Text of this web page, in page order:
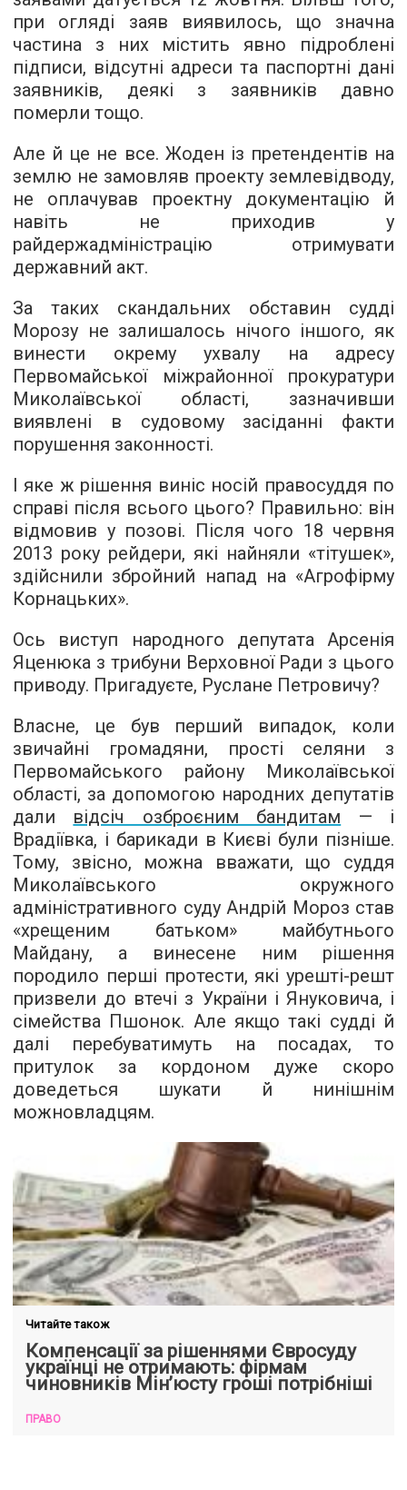
при огляді заяв виявилось, що значна
частина з них містить явно підроблені
підписи, відсутні адреси та паспортні дані
заявників, деякі з заявників давно
померли тощо.
Але й це не все. Жоден із претендентів на
землю не замовляв проекту землевідводу,
не оплачував проектну документацію й
навіть не приходив у
райдержадміністрацію отримувати
державний акт.
За таких скандальних обставин судді
Морозу не залишалось нічого іншого, як
винести окрему ухвалу на адресу
Первомайської міжрайонної прокуратури
Миколаївської області, зазначивши
виявлені в судовому засіданні факти
порушення законності.
І яке ж рішення виніс носій правосуддя по
справі після всього цього? Правильно: він
відмовив у позові. Після чого 18 червня
2013 року рейдери, які найняли «тітушек»,
здійснили збройний напад на «Агрофірму
Корнацьких».
Ось виступ народного депутата Арсенія
Яценюка з трибуни Верховної Ради з цього
приводу. Пригадуєте, Руслане Петровичу?
Власне, це був перший випадок, коли
звичайні громадяни, прості селяни з
Первомайського району Миколаївської
області, за допомогою народних депутатів
дали відсіч озброєним бандитам — і
Врадіївка, і барикади в Києві були пізніше.
Тому, звісно, можна вважати, що суддя
Миколаївського окружного
адміністративного суду Андрій Мороз став
«хрещеним батьком» майбутнього
Майдану, а винесене ним рішення
породило перші протести, які урешті-решт
призвели до втечі з України і Януковича, і
сімейства Пшонок. Але якщо такі судді й
далі перебуватимуть на посадах, то
притулок за кордоном дуже скоро
доведеться шукати й нинішнім
можновладцям.
Читайте також
Компенсації за рішеннями Євросуду
українці не отримають: фірмам
чиновників Мін’юсту гроші потрібніші
ПРАВО